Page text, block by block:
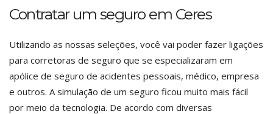
Contratar um seguro em Ceres
Utilizando as nossas seleções, você vai poder fazer ligações
para corretoras de seguro que se especializaram em
apólice de seguro de acidentes pessoais, médico, empresa
e outros. A simulação de um seguro ficou muito mais fácil
por meio da tecnologia. De acordo com diversas